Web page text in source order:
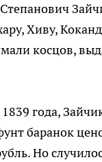
Хиву,
косцов,
года,
баранок
Но